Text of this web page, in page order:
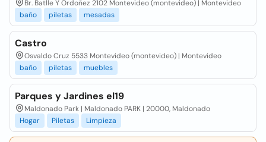
Br. Batlle Y Ordoñez 2102 Montevideo (montevideo) | Montevideo
baño
piletas mesadas
Castro
Osvaldo Cruz 5533 Montevideo (montevideo) | Montevideo
baño
piletas muebles
Parques y Jardines el19
Maldonado Park | Maldonado PARK | 20000, Maldonado
Hogar
Piletas Limpieza